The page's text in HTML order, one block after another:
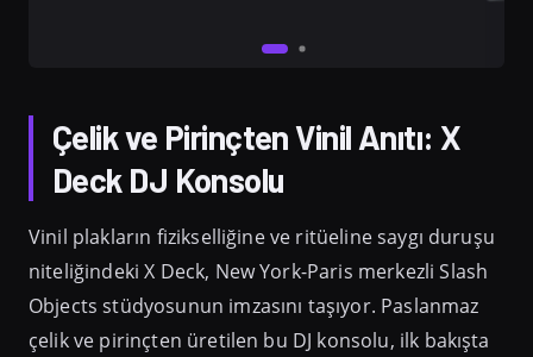
Çelik ve Pirinçten Vinil Anıtı: X
Deck DJ Konsolu
Vinil plakların fizikselliğine ve ritüeline saygı duruşu
niteliğindeki X Deck, New York-Paris merkezli Slash
Objects stüdyosunun imzasını taşıyor. Paslanmaz
çelik ve pirinçten üretilen bu DJ konsolu, ilk bakışta